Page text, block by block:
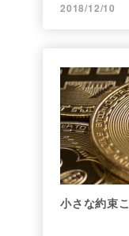
2018/12/10
小さな約束